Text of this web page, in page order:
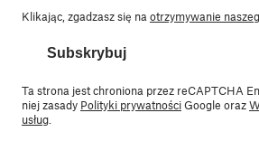
Klikając, zgadzasz się na otrzymywanie
Subskrybuj
Ta strona jest chroniona przez reCAPTCHA
niej zasady Polityki prywatnościGoogle oraz
usług